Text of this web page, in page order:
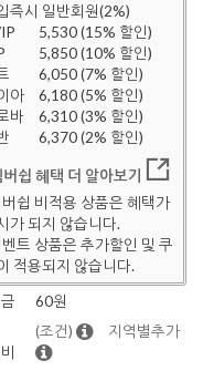
즉시 일반회원(2%)
5,530 (15% 할인)
5,850 (10% 할인)
6,050 (7% 할인)
아
6,180 (5% 할인)
바
6,310 (3% 할인)
6,370 (2% 할인)
버쉽 혜택 더 알아보기
쉽 비적용 상품은 혜택가
가 되지 않습니다.
트 상품은 추가할인 및 쿠
적용되지 않습니다.
60원
(조건) 지역별추가